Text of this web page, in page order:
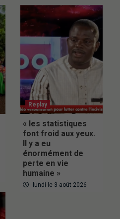
Replay
« les statistiques
font froid aux yeux.
Il y a eu
énormément de
perte en vie
humaine »
lundi le 3 août 2026